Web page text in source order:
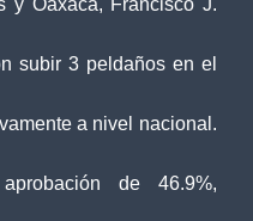
subir 3 peldaños en el
a nivel nacional.
de 46.9%,